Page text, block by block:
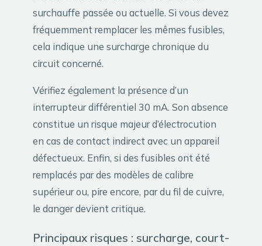
surchauffe passée ou actuelle. Si vous devez
fréquemment remplacer les mêmes fusibles,
cela indique une surcharge chronique du
circuit concerné.
Vérifiez également la présence d’un
interrupteur différentiel 30 mA. Son absence
constitue un risque majeur d’électrocution
en cas de contact indirect avec un appareil
défectueux. Enfin, si des fusibles ont été
remplacés par des modèles de calibre
supérieur ou, pire encore, par du fil de cuivre,
le danger devient critique.
Principaux risques : surcharge, court-